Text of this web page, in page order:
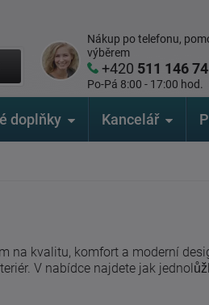
Nákup po telefonu,
výběrem
+420 511 146
Po-Pá 8:00 - 17:00 hod.
doplňky Kancelář
na kvalitu, komfort a moderní
V nabídce najdete jak